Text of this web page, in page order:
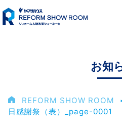
お知
REFORM SHOW ROOM
日感謝祭（表）_page-0001